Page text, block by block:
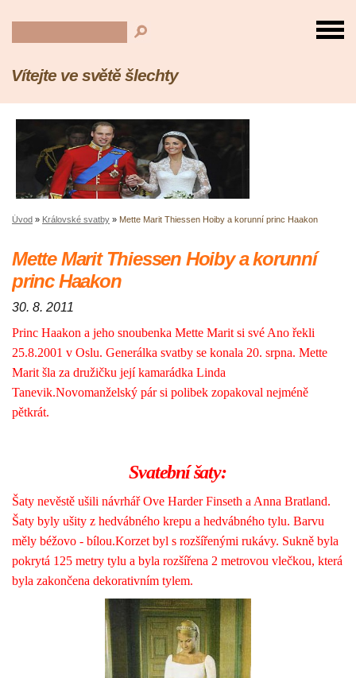
Vítejte ve světě šlechty
Úvod » Královské svatby » Mette Marit Thiessen Hoiby a korunní princ Haakon
Mette Marit Thiessen Hoiby a korunní
princ Haakon
30. 8. 2011
Princ Haakon a jeho snoubenka Mette Marit si své Ano řekli
25.8.2001 v Oslu. Generálka svatby se konala 20. srpna. Mette
Marit šla za družičku její kamarádka Linda
Tanevik.Novomanželský pár si polibek zopakoval nejméně
pětkrát.
Svatební šaty:
Šaty nevěstě ušili návrhář Ove Harder Finseth a Anna Bratland.
Šaty byly ušity z hedvábného krepu a hedvábného tylu. Barvu
měly béžovo - bílou.Korzet byl s rozšířenými rukávy. Sukně byla
pokrytá 125 metry tylu a byla rozšířena 2 metrovou vlečkou, která
byla zakončena dekorativním tylem.